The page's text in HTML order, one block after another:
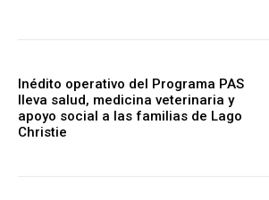
Inédito operativo del Programa PAS
lleva salud, medicina veterinaria y
apoyo social a las familias de Lago
Christie